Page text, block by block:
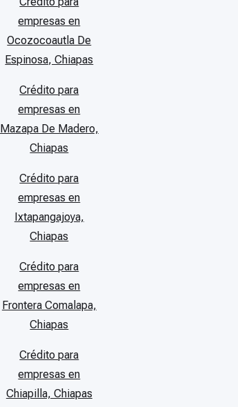
empresas en
Ocozocoautla De
Espinosa, Chiapas
Crédito para
empresas en
Mazapa De Madero,
Chiapas
Crédito para
empresas en
Ixtapangajoya,
Chiapas
Crédito para
empresas en
Frontera Comalapa,
Chiapas
Crédito para
empresas en
Chiapilla, Chiapas